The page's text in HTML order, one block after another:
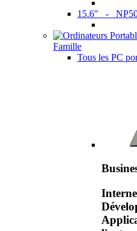
15.6" -
Famille
Tous les PC